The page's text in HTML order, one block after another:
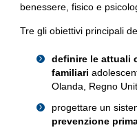
benessere, fisico e
Tre gli obiettivi principali
definire le attuali
familiari
Olanda, Regno
progettare un
prevenzione